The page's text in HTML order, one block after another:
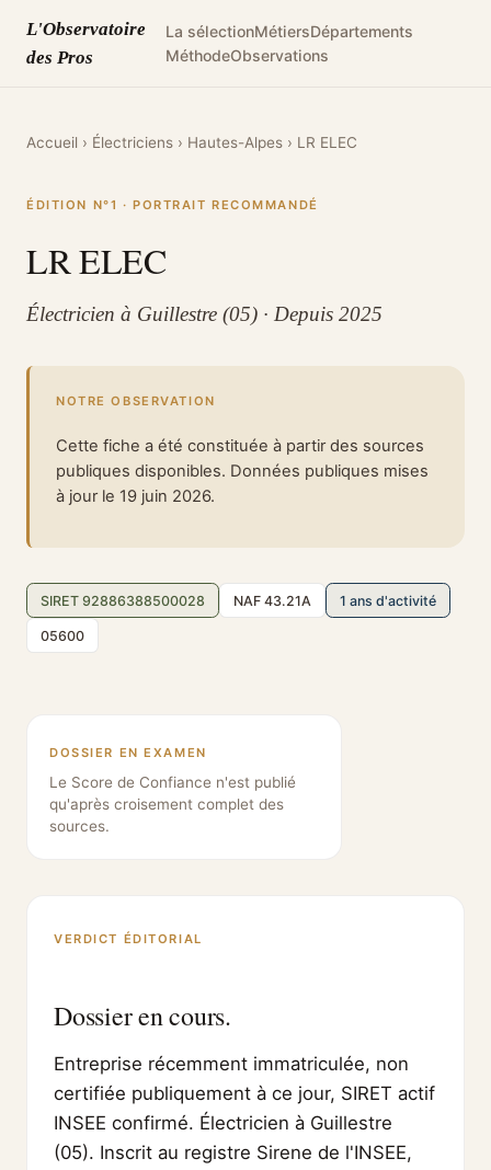
L'Observatoire
des Pros
La sélectionMétiersDépartements
MéthodeObservations
Accueil › Électriciens › Hautes-Alpes › LR ELEC
ÉDITION N°1 · PORTRAIT RECOMMANDÉ
LR ELEC
Électricien à Guillestre (05) · Depuis 2025
NOTRE OBSERVATION
Cette fiche a été constituée à partir des sources
publiques disponibles. Données publiques mises
à jour le 19 juin 2026.
SIRET 92886388500028 NAF 43.21A 1 ans d'activité
05600
DOSSIER EN EXAMEN
Le Score de Confiance n'est publié
qu'après croisement complet des
sources.
VERDICT ÉDITORIAL
Dossier en cours.
Entreprise récemment immatriculée, non
certifiée publiquement à ce jour, SIRET actif
INSEE confirmé. Électricien à Guillestre
(05). Inscrit au registre Sirene de l'INSEE,